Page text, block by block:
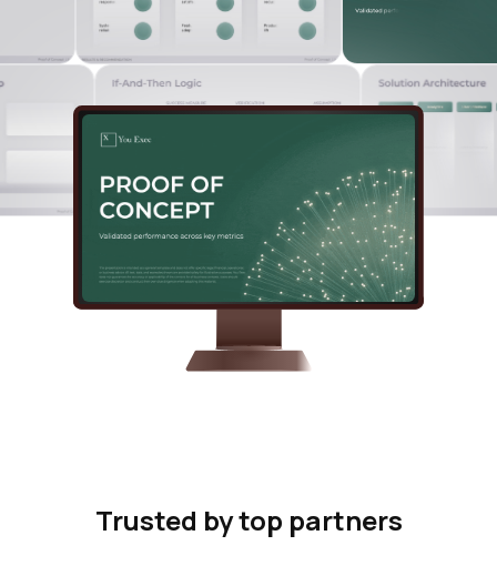
Trusted by top partners